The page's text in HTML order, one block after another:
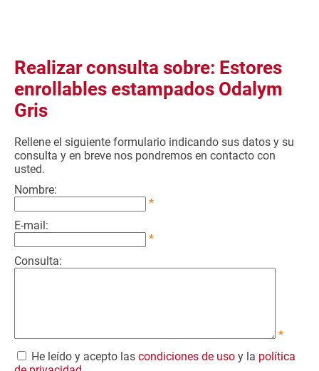
Realizar consulta sobre: Estores
enrollables estampados Odalym
Gris
Rellene el siguiente formulario indicando sus datos y su
consulta y en breve nos pondremos en contacto con
usted.
Nombre:
*
E-mail:
*
Consulta:
*
He leído y acepto las condiciones de uso y la política